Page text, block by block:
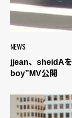
NEWS
jjean、sheidA
boy”MV公開